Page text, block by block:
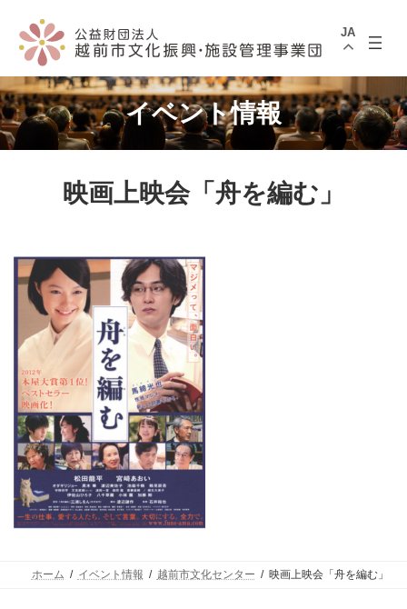
へ
ス
キ
ッ
プ
ョ
ン
に
移
動
JA
イベント情報
映画上映会「舟を編む」
ホーム イベント情報 越前市文化センター 映画上映会「舟を編む」